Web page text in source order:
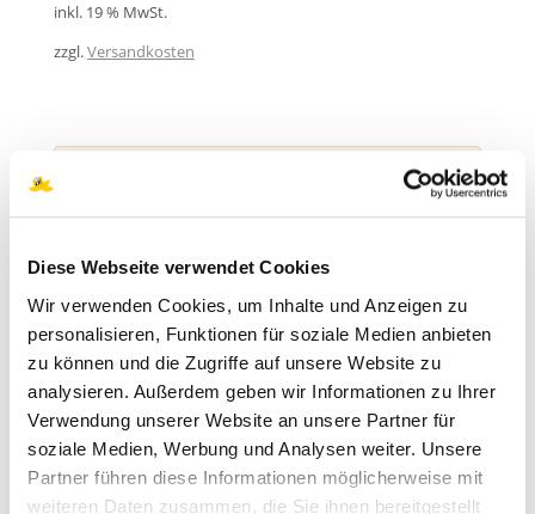
Diese Webseite verwendet Cookies
Wir verwenden Cookies, um Inhalte und Anzeigen zu
personalisieren, Funktionen für soziale Medien anbieten
zu können und die Zugriffe auf unsere Website zu
analysieren. Außerdem geben wir Informationen zu Ihrer
Verwendung unserer Website an unsere Partner für
soziale Medien, Werbung und Analysen weiter. Unsere
Partner führen diese Informationen möglicherweise mit
weiteren Daten zusammen, die Sie ihnen bereitgestellt
inkl. 19 % MwSt.
zzgl.Versandkosten
nach:
SUCHEN
PRODUKT KATEGORIEN
Api Zentrum Ruhr Webinare deutsch